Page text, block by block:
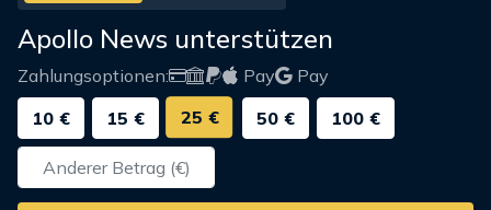
Apollo News unterstützen
Zahlungsoptionen: Pay
Pay
10 €
15 € 25 € 50 € 100 €